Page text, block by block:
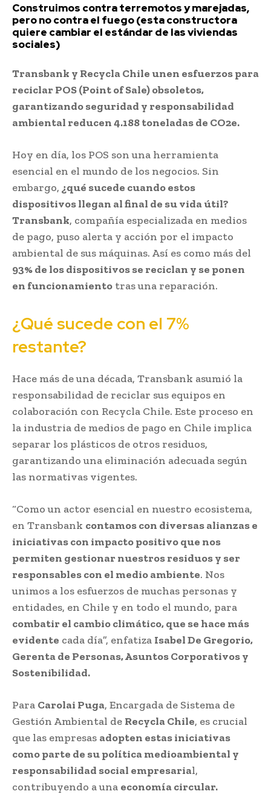
Construimos contra terremotos y marejadas,
pero no contra el fuego (esta constructora
quiere cambiar el estándar de las viviendas
sociales)
Transbank y Recycla Chile unen esfuerzos para
reciclar POS (Point of Sale) obsoletos,
garantizando seguridad y responsabilidad
ambiental reducen 4.188 toneladas de CO2e.
Hoy en día, los POS son una herramienta
esencial en el mundo de los negocios. Sin
embargo, ¿qué sucede cuando estos
dispositivos llegan al final de su vida útil?
Transbank, compañía especializada en medios
de pago, puso alerta y acción por el impacto
ambiental de sus máquinas. Así es como más del
93% de los dispositivos se reciclan y se ponen
en funcionamiento tras una reparación.
¿Qué sucede con el 7%
restante?
Hace más de una década, Transbank asumió la
responsabilidad de reciclar sus equipos en
colaboración con Recycla Chile. Este proceso en
la industria de medios de pago en Chile implica
separar los plásticos de otros residuos,
garantizando una eliminación adecuada según
las normativas vigentes.
“Como un actor esencial en nuestro ecosistema,
en Transbank contamos con diversas alianzas e
iniciativas con impacto positivo que nos
permiten gestionar nuestros residuos y ser
responsables con el medio ambiente. Nos
unimos a los esfuerzos de muchas personas y
entidades, en Chile y en todo el mundo, para
combatir el cambio climático, que se hace más
evidente cada día”, enfatiza Isabel De Gregorio,
Gerenta de Personas, Asuntos Corporativos y
Sostenibilidad.
Para Carolai Puga, Encargada de Sistema de
Gestión Ambiental de Recycla Chile, es crucial
que las empresas adopten estas iniciativas
como parte de su política medioambiental y
responsabilidad social empresarial,
contribuyendo a una economía circular.